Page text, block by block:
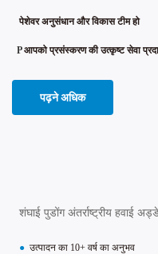
पेशेवर अनुसंधान और विकास टीम हो
Pआपको प्रसंस्करण की उत्कृष्ट सेवा
पढ़ने अधिक
शंघाई पुडोंग अंतर्राष्ट्रीय हवाई
● उत्पादन का 10+ वर्ष का अनुभव